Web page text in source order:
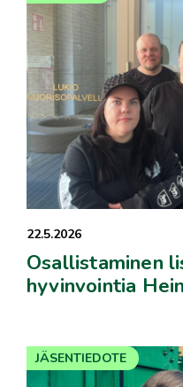
22.5.2026
Osallistaminen
hyvinvointia
JÄSENTIEDOTE